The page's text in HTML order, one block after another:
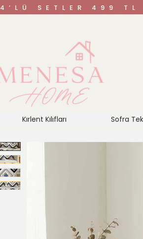
4’LÜ SETLER 499
Kırlent Kılıfları Sofra